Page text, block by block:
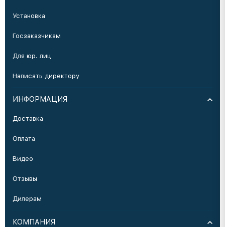
Установка
Госзаказчикам
Для юр. лиц
Написать директору
ИНФОРМАЦИЯ
Доставка
Оплата
Видео
Отзывы
Дилерам
КОМПАНИЯ